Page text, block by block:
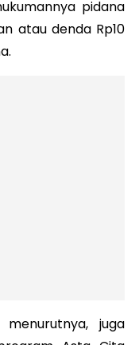
pidana
atau denda Rp10
juga